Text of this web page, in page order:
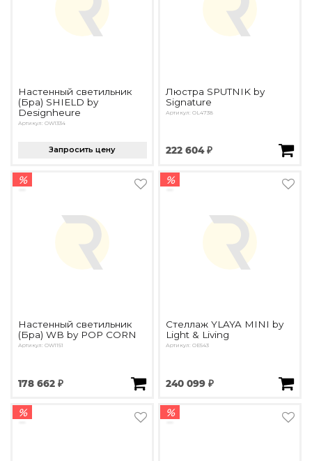
Настенный светильник
(Бра) SHIELD by
Designheure
Артикул: OW1334
Запросить цену
Люстра SPUTNIK by
Signature
Артикул: OL4738
222 604 ₽
%
Настенный светильник
(Бра) WB by POP CORN
Артикул: OW1151
178 662 ₽
%
Стеллаж YLAYA MINI by
Light & Living
Артикул: OE543
240 099 ₽
% %